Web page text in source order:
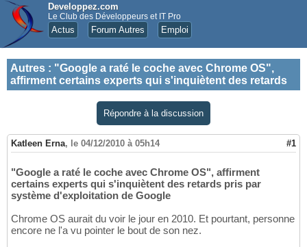
Developpez.com
Le Club des Développeurs et IT Pro
Actus Forum Autres Emploi
Autres : "Google a raté le coche avec Chrome OS",
affirment certains experts qui s'inquiètent des retards
Répondre à la discussion
Katleen Erna, le 04/12/2010 à 05h14 #1
"Google a raté le coche avec Chrome OS", affirment
certains experts qui s'inquiètent des retards pris par
système d'exploitation de Google
Chrome OS aurait du voir le jour en 2010. Et pourtant, personne
encore ne l'a vu pointer le bout de son nez.